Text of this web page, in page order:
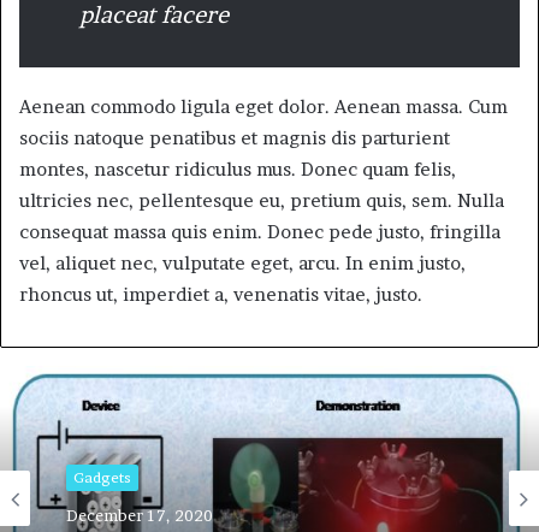
placeat facere
Aenean commodo ligula eget dolor. Aenean massa. Cum
sociis natoque penatibus et magnis dis parturient
montes, nascetur ridiculus mus. Donec quam felis,
ultricies nec, pellentesque eu, pretium quis, sem. Nulla
consequat massa quis enim. Donec pede justo, fringilla
vel, aliquet nec, vulputate eget, arcu. In enim justo,
rhoncus ut, imperdiet a, venenatis vitae, justo.
Gadgets
December 17, 2020